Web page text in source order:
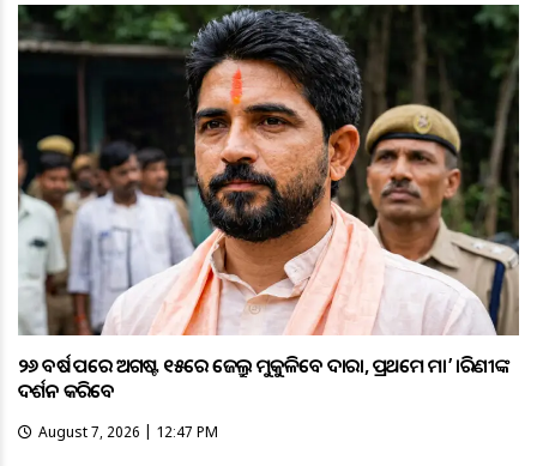
୨୬ ବର୍ଷ ପରେ ଅଗଷ୍ଟ ୧୫ରେ ଜେଲ୍ରୁ ମୁକୁଳିବେ ଦାରା, ପ୍ରଥମେ ମା’ ତାରିଣୀଙ୍କ
ଦର୍ଶନ କରିବେ
August 7, 2026 | 12:47 PM